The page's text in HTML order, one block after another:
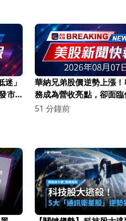
」
市
華納兄弟股價逆勢上漲
務成為營收亮點，卻面臨
體崩潰危機
51 分鐘前